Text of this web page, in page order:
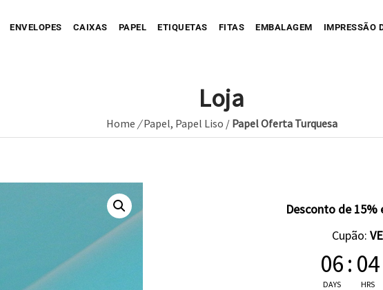
Saco de Tecido
Saco de Plastico
ENVELOPES
Seu Envelope Impresso
CAIXAS
Sua Caixa Impressa Caixa Recortada
Caixa Full Color
PAPEL ETIQUETAS
Sua Etiqueta Impressa Etiqueta
FITAS EMBALAGEM
Sua Fita Adesiva
IMPRESSÃO
Loja
Home /Papel, Papel Liso / Papel Oferta Turquesa
Desconto de
Cupão:
06
DAYS
: 04
HRS